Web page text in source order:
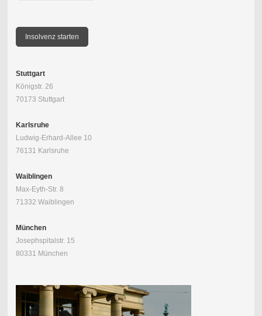
Insolvenz starten
Stuttgart
Königstr. 26
70173 Stuttgart
Karlsruhe
Ludwig-Erhard-Allee 10
76131 Karlsruhe
Waiblingen
Max-Eyth-Str. 8
71332 Waiblingen
München
Josephspitalstr. 15
80331 München